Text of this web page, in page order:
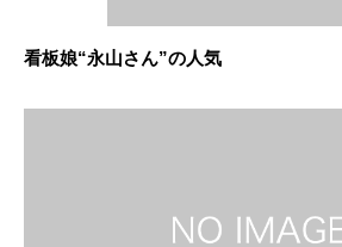
看板娘“永山さん”の人気